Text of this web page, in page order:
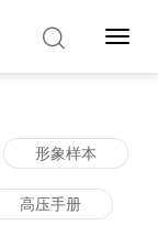
Toggle
形象样本
高压手册